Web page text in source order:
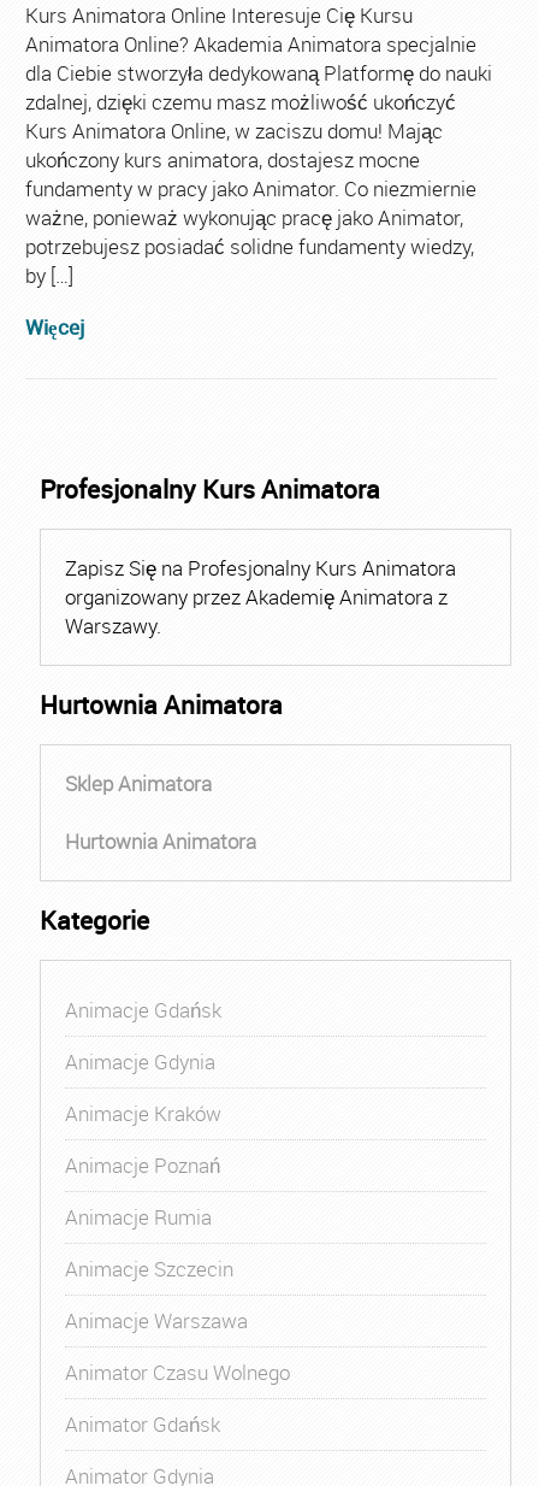
Kurs Animatora Online Interesuje Cię Kursu
Animatora Online? Akademia Animatora specjalnie
dla Ciebie stworzyła dedykowaną Platformę do nauki
zdalnej, dzięki czemu masz możliwość ukończyć
Kurs Animatora Online, w zaciszu domu! Mając
ukończony kurs animatora, dostajesz mocne
fundamenty w pracy jako Animator. Co niezmiernie
ważne, ponieważ wykonując pracę jako Animator,
potrzebujesz posiadać solidne fundamenty wiedzy,
by […]
Więcej
Profesjonalny Kurs Animatora
Zapisz Się na Profesjonalny Kurs Animatora
organizowany przez Akademię Animatora z
Warszawy.
Hurtownia Animatora
Sklep Animatora
Hurtownia Animatora
Kategorie
Animacje Gdańsk
Animacje Gdynia
Animacje Kraków
Animacje Poznań
Animacje Rumia
Animacje Szczecin
Animacje Warszawa
Animator Czasu Wolnego
Animator Gdańsk
Animator Gdynia